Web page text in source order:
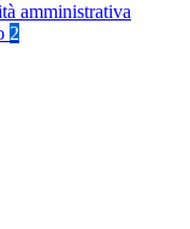
amministrativa
2